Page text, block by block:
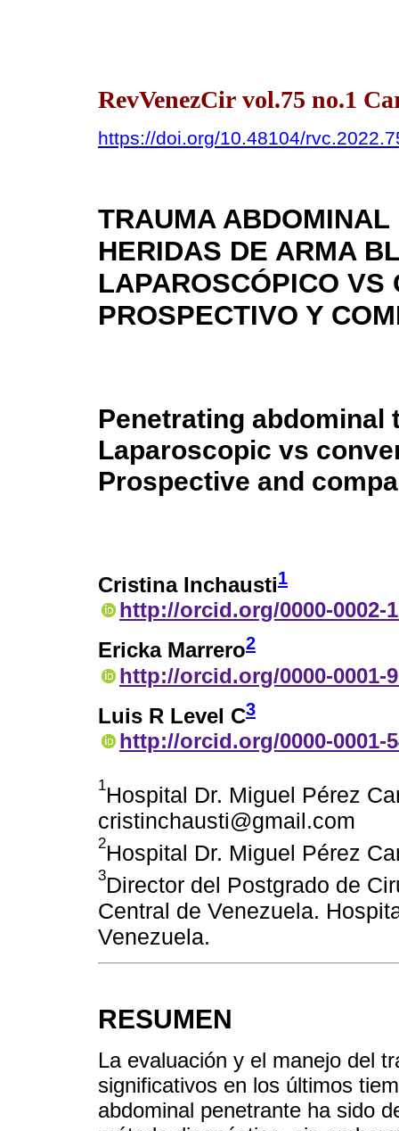
RevVenezCir vol.75 no.1
https://doi.org/10.48104/
TRAUMA
HERIDAS DE ARMA
LAPAROSCÓPICO VS
PROSPECTIVO Y
Penetrating abdominal
Laparoscopic vs
Prospective and
Cristina Inchausti1
http://orcid.org/0000-0002-
Ericka Marrero2
http://orcid.org/0000-0001-
Luis R Level C3
http://orcid.org/0000-0001-
1Hospital Dr. Miguel Pérez
cristinchausti@gmail.com
2Hospital Dr. Miguel Pérez
3Director del Postgrado de
Central de Venezuela.
Venezuela.
RESUMEN
La evaluación y el manejo del
significativos en los últimos
abdominal penetrante ha sido